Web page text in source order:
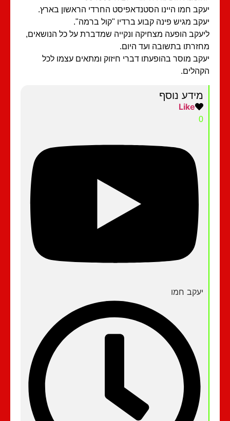
חמו היינו הסטנדאפיסט החרדי הראשון בארץ.
מגיש פינה קבוע ברדיו "קול ברמה".
הופעה מצחיקה ונקייה שמדברת על כל הנושאים,
בתשובה ועד היום.
מוסר בהופעתו דברי חיזוק ומתאים עצמו לכל
מידע נוסף
יעקב חמו